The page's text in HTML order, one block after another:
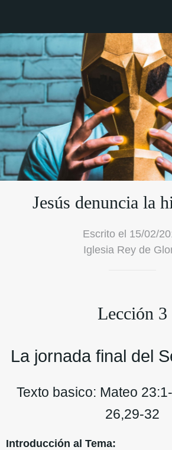
Jesús denuncia la
Escrito el 15/02/
Iglesia Rey de
Lección 3
La jornada final del
Texto basico: Mateo
26,29-32
Introducción al Tema: